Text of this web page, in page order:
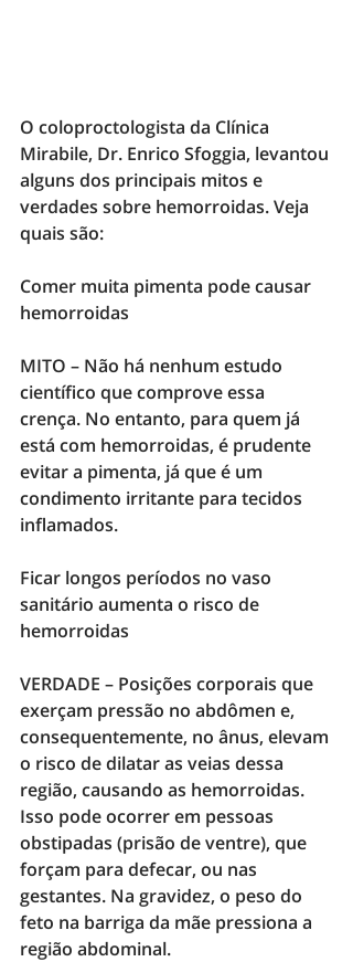
O coloproctologista da Clínica
Mirabile, Dr. Enrico Sfoggia, levantou
alguns dos principais mitos e
verdades sobre hemorroidas. Veja
quais são:
Comer muita pimenta pode causar
hemorroidas
MITO – Não há nenhum estudo
científico que comprove essa
crença. No entanto, para quem já
está com hemorroidas, é prudente
evitar a pimenta, já que é um
condimento irritante para tecidos
inflamados.
Ficar longos períodos no vaso
sanitário aumenta o risco de
hemorroidas
VERDADE – Posições corporais que
exerçam pressão no abdômen e,
consequentemente, no ânus, elevam
o risco de dilatar as veias dessa
região, causando as hemorroidas.
Isso pode ocorrer em pessoas
obstipadas (prisão de ventre), que
forçam para defecar, ou nas
gestantes. Na gravidez, o peso do
feto na barriga da mãe pressiona a
região abdominal.